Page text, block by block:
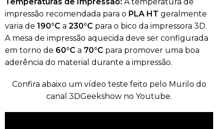
impressão recomendada para o PLA HT geralmente
varia de 190°C a 230°C para o bico da impressora 3D.
A mesa de impressão aquecida deve ser configurada
em torno de 60°C a 70°C para promover uma boa
aderência do material durante a impressão.
Confira abaixo um vídeo teste feito pelo Murilo do
canal 3DGeekshow no Youtube.